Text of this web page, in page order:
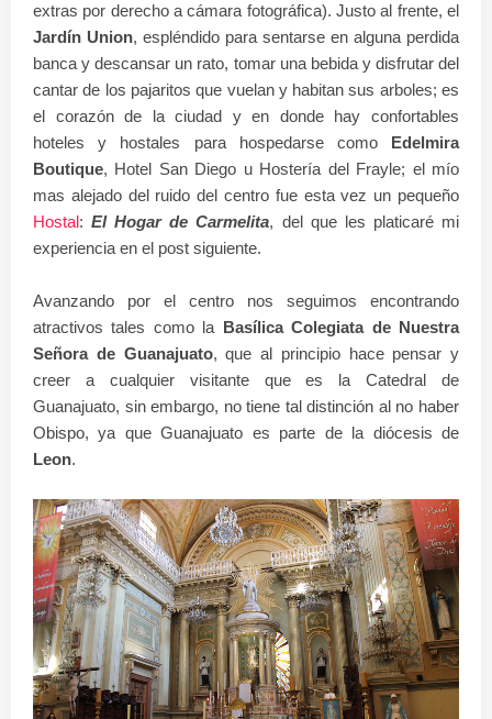
extras por derecho a cámara fotográfica). Justo al frente, el
Jardín Union, espléndido para sentarse en alguna perdida
banca y descansar un rato, tomar una bebida y disfrutar del
cantar de los pajaritos que vuelan y habitan sus arboles; es
el corazón de la ciudad y en donde hay confortables
hoteles y hostales para hospedarse como Edelmira
Boutique, Hotel San Diego u Hostería del Frayle; el mío
mas alejado del ruido del centro fue esta vez un pequeño
Hostal:El Hogar de Carmelita, del que les platicaré mi
experiencia en el post siguiente.
Avanzando por el centro nos seguimos encontrando
atractivos tales como la Basílica Colegiata de Nuestra
Señora de Guanajuato, que al principio hace pensar y
creer a cualquier visitante que es la Catedral de
Guanajuato, sin embargo, no tiene tal distinción al no haber
Obispo, ya que Guanajuato es parte de la diócesis de
Leon.